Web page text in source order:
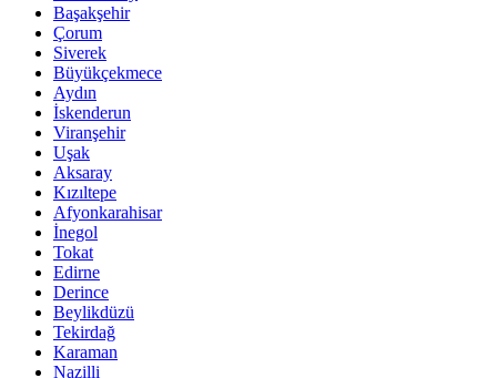
Başakşehir
Çorum
Siverek
Büyükçekmece
Aydın
İskenderun
Viranşehir
Uşak
Aksaray
Kızıltepe
Afyonkarahisar
İnegol
Tokat
Edirne
Derince
Beylikdüzü
Tekirdağ
Karaman
Nazilli